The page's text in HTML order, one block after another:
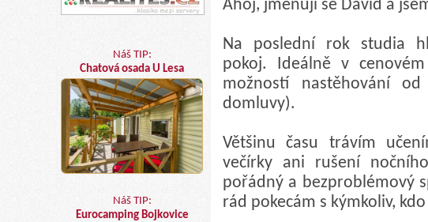
Náš TIP:
Chatová osada U Lesa
Náš TIP:
Eurocamping Bojkovice
Ahoj, jmenuji se David a
Na poslední rok studia
pokoj. Ideálně v
možností nastěhování
domluvy).
Většinu času trávím
večírky ani rušení
pořádný a bezproblémový
rád pokecám s kýmkoliv,